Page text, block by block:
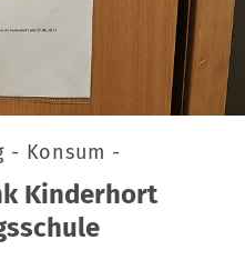
- Konsum -
Kinderhort